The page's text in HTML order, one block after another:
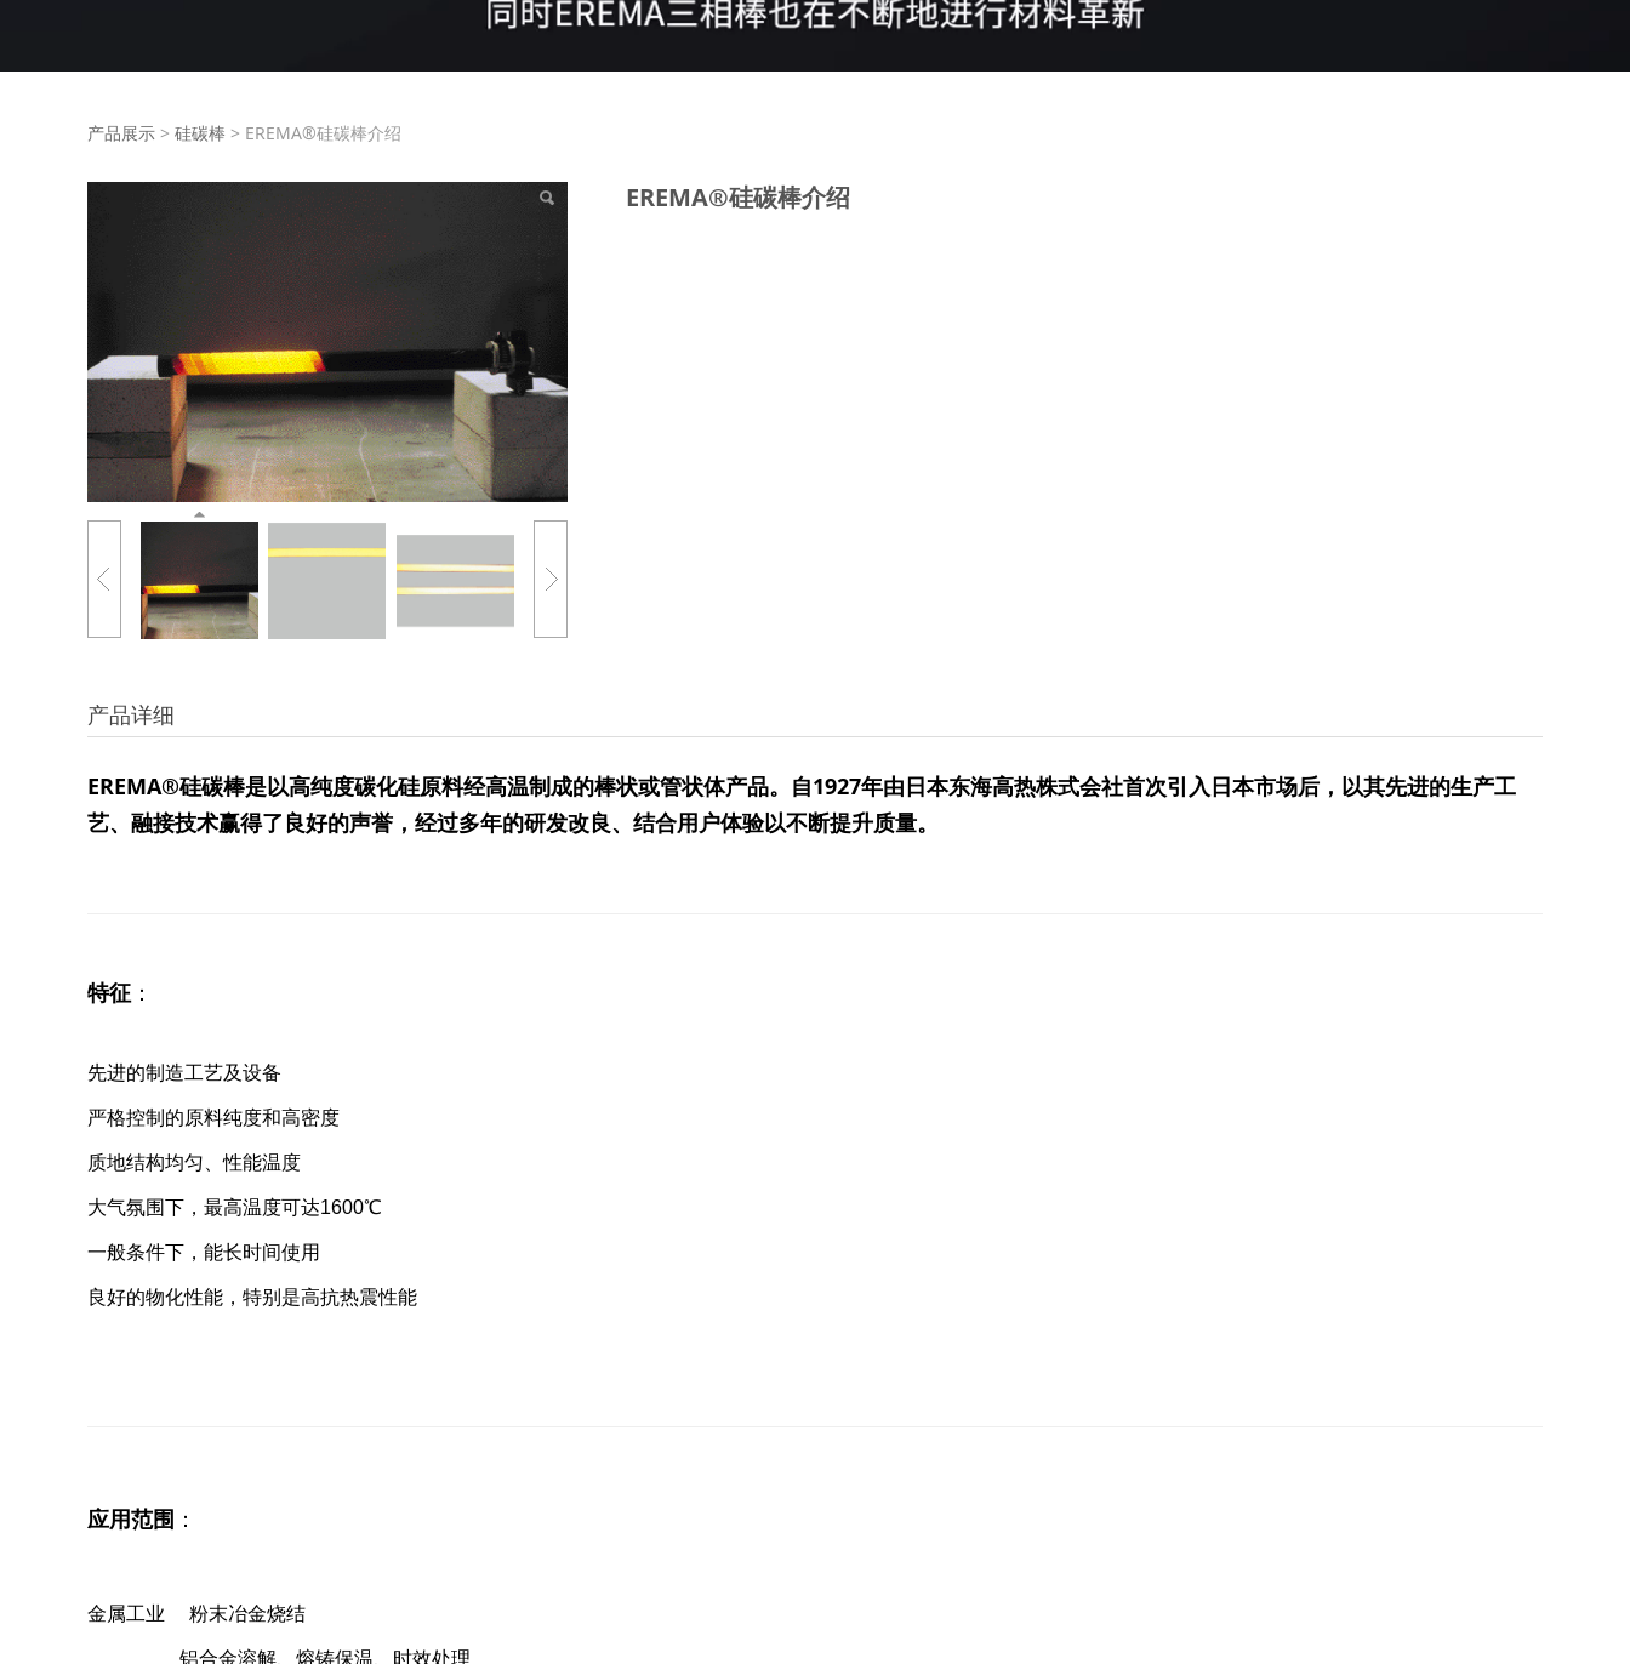
EREMA®硅碳棒介绍
产品展示 > 硅碳棒 > EREMA®硅碳棒介绍
EREMA®硅碳棒介绍
产品详细
EREMA®硅碳棒是以高纯度碳化硅原料经高温制成的棒状或管状体产品。自1927年由日本东海高热株式会社首次引入日本市场后，以其先进的生产工
艺、融接技术赢得了良好的声誉，经过多年的研发改良、结合用户体验以不断提升质量。
特征 ：
先进的制造工艺及设备
严格控制的原料纯度和高密度
质地结构均匀、性能温度
大气氛围下，最高温度可达1600℃
一般条件下，能长时间使用
良好的物化性能，特别是高抗热震性能
应用范围 ：
金属工业 粉末冶金烧结
铝合金溶解、熔铸保温、时效处理